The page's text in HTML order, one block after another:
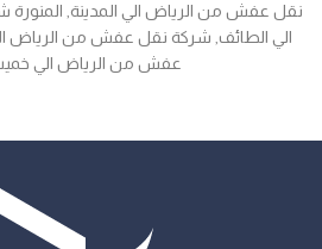
نقل عفش من الرياض الي المدينة,
الي الطائف, شركة نقل عفش من الرياض
عفش من الرياض الي